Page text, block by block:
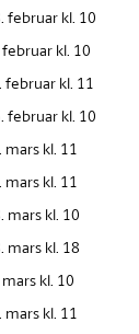
februar kl. 10
kl. 10
februar kl. 11
februar kl. 10
kl. 11
kl. 11
mars kl. 10
mars kl. 18
kl. 10
kl. 11